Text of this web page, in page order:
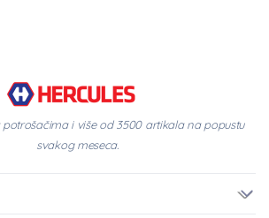
i više od 3500 artikala na popustu
svakog meseca.